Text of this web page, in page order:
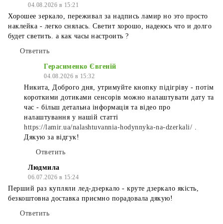
04.08.2026 в 15:21
Хорошее зеркало, переживал за надпись ламир но это просто
наклейка - легко снялась. Светит хорошо, надеюсь что и долго
будет светить. а как часы настроить ?
Ответить
Герасименко Євгеній
04.08.2026 в 15:32
Никита, Доброго дня, утримуйте кнопку підігріву - потім
короткими дотиками сенсорів можно налаштувати дату та
час - більш детальна інформація та відео про
налаштування у нашій статті
https://lamir.ua/nalashtuvannia-hodynnyka-na-dzerkali/
Дякую за відгук!
Ответить
Людмила
06.07.2026 в 15:24
Перший раз купляли лед-дзеркало - круте дзеркало якість,
безкоштовна доставка приємно порадовала дякую!
Ответить